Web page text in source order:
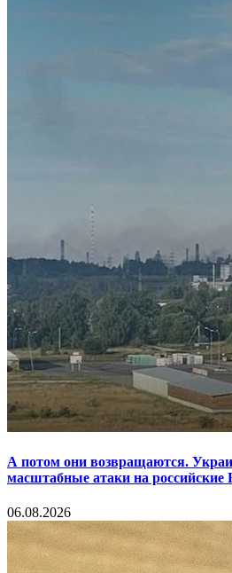
А потом они возвращаются.
масштабные атаки на российские
06.08.2026